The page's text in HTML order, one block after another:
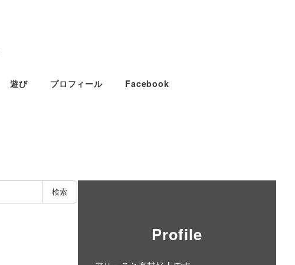
遊び プロフィール Facebook
検索
Profile